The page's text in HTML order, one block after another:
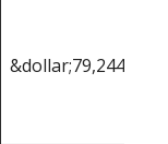
&dollar;79,244